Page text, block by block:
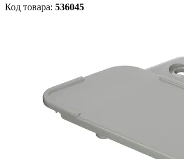
Код товара: 536045